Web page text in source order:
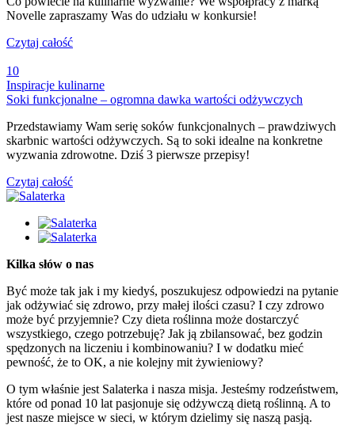
Novelle zapraszamy Was do udziału w konkursie!
Czytaj całość
10
Inspiracje kulinarne
Soki funkcjonalne – ogromna dawka wartości odżywczych
Przedstawiamy Wam serię soków funkcjonalnych – prawdziwych
skarbnic wartości odżywczych. Są to soki idealne na konkretne
wyzwania zdrowotne. Dziś 3 pierwsze przepisy!
Czytaj całość
Kilka słów o nas
Być może tak jak i my kiedyś, poszukujesz odpowiedzi na pytanie
jak odżywiać się zdrowo, przy małej ilości czasu? I czy zdrowo
może być przyjemnie? Czy dieta roślinna może dostarczyć
wszystkiego, czego potrzebuję? Jak ją zbilansować, bez godzin
spędzonych na liczeniu i kombinowaniu? I w dodatku mieć
pewność, że to OK, a nie kolejny mit żywieniowy?
O tym właśnie jest Salaterka i nasza misja. Jesteśmy rodzeństwem,
które od ponad 10 lat pasjonuje się odżywczą dietą roślinną. A to
jest nasze miejsce w sieci, w którym dzielimy się naszą pasją.